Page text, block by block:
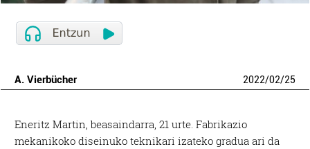
A. Vierbücher 2022/02/25
Eneritz Martin, beasaindarra, 21 urte. Fabrikazio
mekanikoko diseinuko teknikari izateko gradua ari da